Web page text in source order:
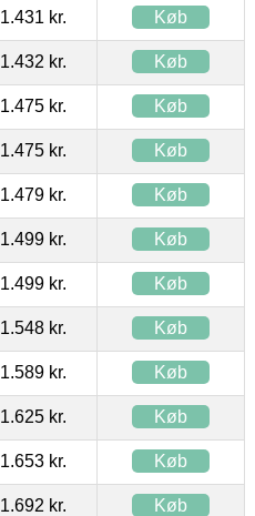
1.431 kr. Køb
1.432 kr. Køb
1.475 kr. Køb
1.475 kr. Køb
1.479 kr. Køb
1.499 kr. Køb
1.499 kr. Køb
1.548 kr. Køb
1.589 kr. Køb
1.625 kr. Køb
1.653 kr. Køb
1.692 kr. Køb